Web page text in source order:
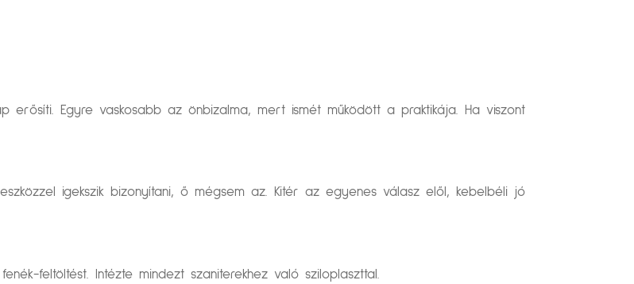
erősíti. Egyre vaskosabb az önbizalma, mert ismét működött a praktikája. Ha viszont
igekszik bizonyítani, ő mégsem az. Kitér az egyenes válasz elől, kebelbéli jó
feltöltést. Intézte mindezt szaniterekhez való sziloplaszttal.